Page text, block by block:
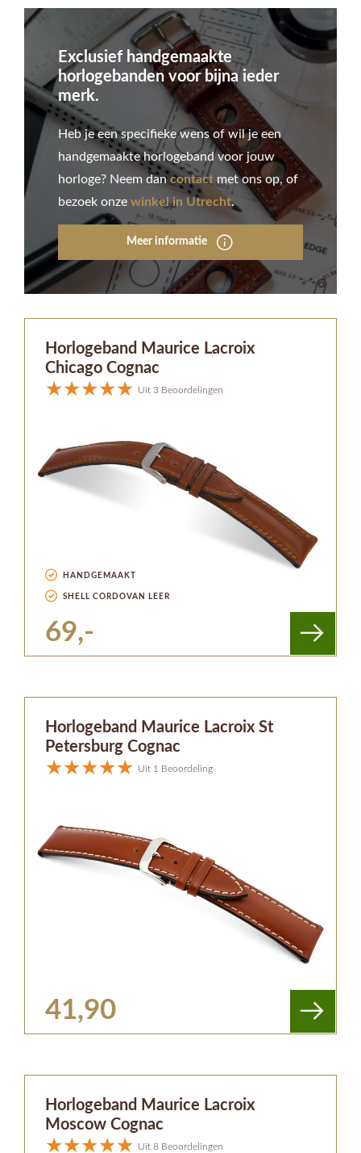
Exclusief handgemaakte
horlogebanden voor bijna ieder
merk.
Heb je een specifieke wens of wil je een
handgemaakte horlogeband voor jouw
horloge? Neem dan contact met ons op, of
bezoek onze winkel in Utrecht.
Meer informatie
Horlogeband Maurice Lacroix
Chicago Cognac
Uit 3 Beoordelingen
HANDGEMAAKT
SHELL CORDOVAN LEER
69,-
Horlogeband Maurice Lacroix St
Petersburg Cognac
Uit 1 Beoordeling
41,90
Horlogeband Maurice Lacroix
Moscow Cognac
Uit 8 Beoordelingen